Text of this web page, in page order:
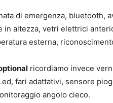
di emergenza, bluetooth,
in altezza, vetri elettrici
esterna,
ricordiamo invece
fari adattativi, sensore
angolo cieco.